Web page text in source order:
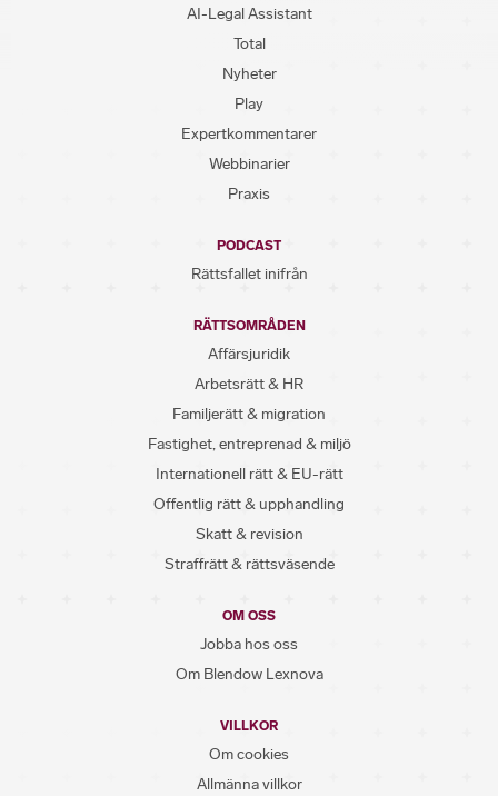
AI-Legal Assistant
Total
Nyheter
Play
Expertkommentarer
Webbinarier
Praxis
PODCAST
Rättsfallet inifrån
RÄTTSOMRÅDEN
Affärsjuridik
Arbetsrätt & HR
Familjerätt & migration
Fastighet, entreprenad & miljö
Internationell rätt & EU-rätt
Offentlig rätt & upphandling
Skatt & revision
Straffrätt & rättsväsende
OM OSS
Jobba hos oss
Om Blendow Lexnova
VILLKOR
Om cookies
Allmänna villkor